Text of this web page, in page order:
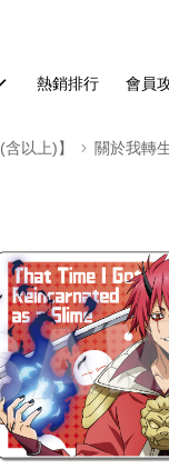
熱銷排行 會員
以上)】 關於我轉